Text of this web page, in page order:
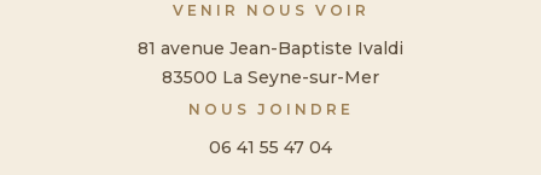
VENIR NOUS VOIR
81 avenue Jean-Baptiste Ivaldi
83500 La Seyne-sur-Mer
NOUS JOINDRE
06 41 55 47 04